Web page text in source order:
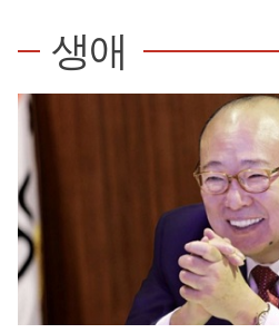
생애